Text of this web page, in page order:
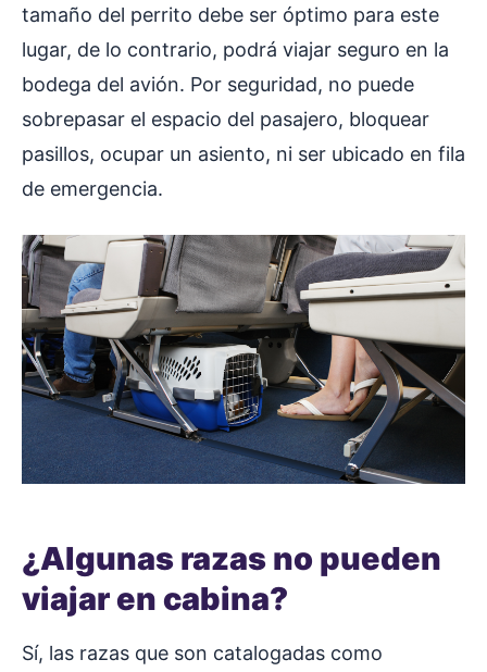
tamaño del perrito debe ser óptimo para este
lugar, de lo contrario, podrá viajar seguro en la
bodega del avión. Por seguridad, no puede
sobrepasar el espacio del pasajero, bloquear
pasillos, ocupar un asiento, ni ser ubicado en fila
de emergencia.
¿Algunas razas no pueden
viajar en cabina?
Sí, las razas que son catalogadas como